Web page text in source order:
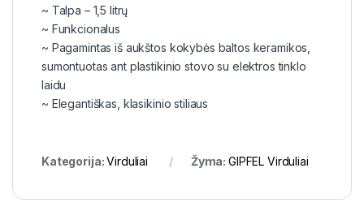
~ Talpa – 1,5 litrų
~ Funkcionalus
~ Pagamintas iš aukštos kokybės baltos keramikos,
sumontuotas ant plastikinio stovo su elektros tinklo
laidu
~ Elegantiškas, klasikinio stiliaus
Kategorija:Virduliai Žyma: GIPFEL Virduliai